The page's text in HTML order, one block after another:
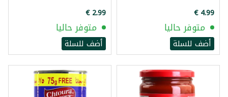
متوفر حاليا
أضف للسلة
متوفر حاليا
أضف للسلة